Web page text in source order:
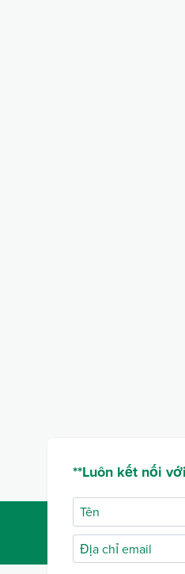
**Luôn kết nối
Tên
Địa
chỉ